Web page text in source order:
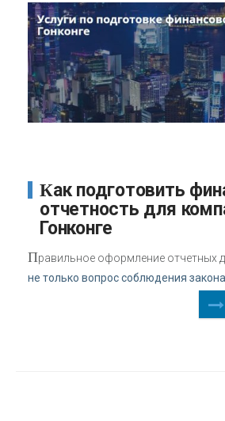
Как подготовить финансовую
отчетность для
Гонконге
Правильное оформление отчетных
не только вопрос соблюдения